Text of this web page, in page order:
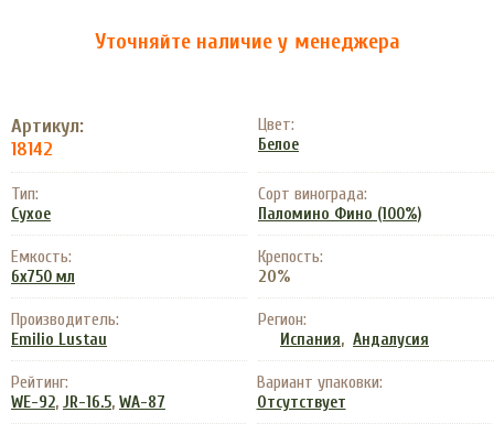
Уточняйте наличие у менеджера
Артикул:
18142
Цвет:
Белое
Тип:
Сухое
Сорт винограда:
Паломино Фино (100%)
Емкость:
6x750 мл
Крепость:
20%
Производитель:
Emilio Lustau
Регион:
Испания, Андалусия
Рейтинг:
WE-92, JR-16.5, WA-87
Вариант упаковки:
Отсутствует